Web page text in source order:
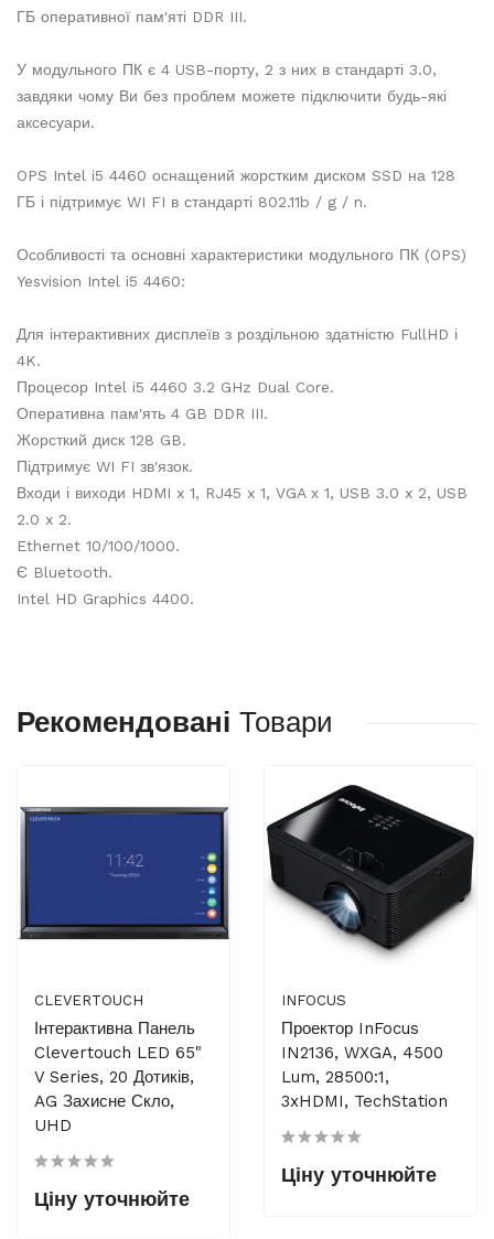
ГБ оперативної пам'яті DDR III.
У модульного ПК є 4 USB-порту, 2 з них в стандарті 3.0,
завдяки чому Ви без проблем можете підключити будь-які
аксесуари.
OPS Intel i5 4460 оснащений жорстким диском SSD на 128
ГБ і підтримує WI FI в стандарті 802.11b / g / n.
Особливості та основні характеристики модульного ПК (OPS)
Yesvision Intel i5 4460:
Для інтерактивних дисплеїв з роздільною здатністю FullHD і
4K.
Процесор Intel i5 4460 3.2 GHz Dual Core.
Оперативна пам'ять 4 GB DDR III.
Жорсткий диск 128 GB.
Підтримує WI FI зв'язок.
Входи і виходи HDMI x 1, RJ45 x 1, VGA х 1, USB 3.0 x 2, USB
2.0 x 2.
Ethernet 10/100/1000.
Є Bluetooth.
Intel HD Graphics 4400.
Рекомендовані Товари
CLEVERTOUCH
Інтерактивна Панель
Clevertouch LED 65"
V Series, 20 Дотиків,
AG Захисне Скло,
UHD
Ціну уточнюйте
INFOCUS
Проектор InFocus
IN2136, WXGA, 4500
Lum, 28500:1,
3xHDMI, TechStation
Ціну уточнюйте